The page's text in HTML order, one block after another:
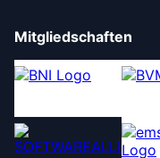
Mitgliedschaften